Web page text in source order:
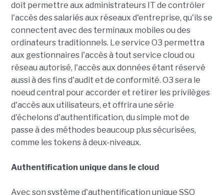
doit permettre aux administrateurs IT de contrôler
l'accès des salariés aux réseaux d'entreprise, qu'ils se
connectent avec des terminaux mobiles ou des
ordinateurs traditionnels. Le service O3 permettra
aux gestionnaires l'accès à tout service cloud ou
réseau autorisé, l'accès aux données étant réservé
aussi à des fins d'audit et de conformité. O3 sera le
noeud central pour accorder et retirer les privilèges
d'accès aux utilisateurs, et offrira une série
d'échelons d'authentification, du simple mot de
passe à des méthodes beaucoup plus sécurisées,
comme les tokens à deux-niveaux.
Authentification unique dans le cloud
Avec son système d'authentification unique SSO